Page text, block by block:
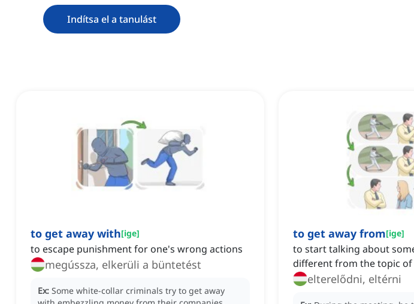
Indítsa el a tanulást
to get away with[ige]
to escape punishment for one's wrong actions
megússza, elkerüli a büntetést
Ex: Some white-collar criminals try to get away
to get away from[ige]
to start talking about
different from the topic of
elterelődni, eltérni